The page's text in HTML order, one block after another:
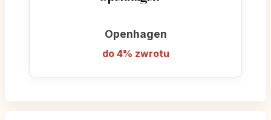
Openhagen
do 4% zwrotu